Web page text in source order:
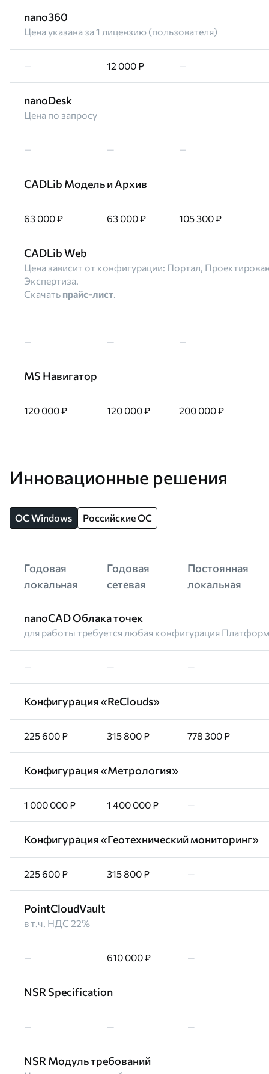
nano360
Цена указана за 1 лицензию (пользователя)
— 12 000 ₽ —
nanoDesk
Цена по запросу
— — —
CADLib Модель и Архив
63 000 ₽ 63 000 ₽ 105 300 ₽
CADLib Web
Цена зависит от конфигурации: Портал,
Экспертиза.
Скачать прайс-лист.
— — —
MS Навигатор
120 000 ₽ 120 000 ₽ 200 000 ₽
Инновационные решения
OC Windows Российские ОС
Годовая
локальная
Годовая
сетевая
Постоянная
локальная
nanoCAD Облака точек
для работы требуется любая конфигурация
— — —
Конфигурация «ReClouds»
225 600 ₽ 315 800 ₽ 778 300 ₽
Конфигурация «Метрология»
1 000 000 ₽ 1 400 000 ₽ —
Конфигурация «Геотехнический мониторинг»
225 600 ₽ 315 800 ₽ —
PointCloudVault
в т.ч. НДС 22%
— 610 000 ₽ —
NSR Specification
— — —
NSR Модуль требований